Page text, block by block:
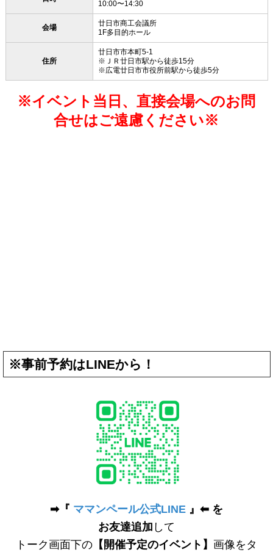
10:00〜14:30
会場
廿日市商工会議所
1F多目的ホール
住所
廿日市市本町5-1
※ＪＲ廿日市駅から徒歩15分
※広電廿日市市役所前駅から徒歩5分
※イベント当日、直接会場へのお問
合せはご遠慮ください※
※事前予約はLINEから！
➡︎『 ママンペール公式LINE』⬅︎ を
お友達追加 して
トーク画面下の【開催予定のイベント】 画像をタ